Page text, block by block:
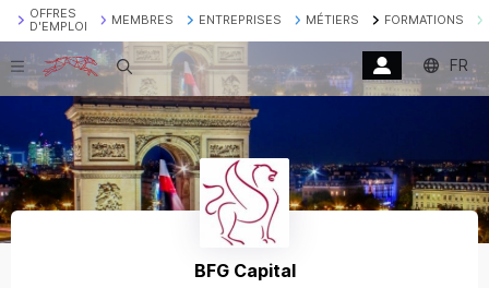
OFFRES
D'EMPLOI
MEMBRES ENTREPRISES MÉTIERS FORMATIONS
Recherche FR
BFG Capital